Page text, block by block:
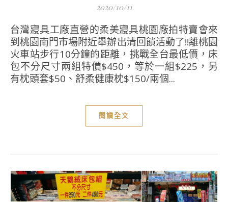
2020/10/11
台灣寢具工廠直營的柔美寢具桃園廠拍特賣會來
到桃園南門市場附近舉辦出清回饋活動了!!離桃園
火車站步行10分鐘的距離，挑戰全台最低價，床
包不分尺寸兩組特價$450，等於一組$225，另
有枕頭套$50、舒柔健康枕$150/兩個...
閱讀全文